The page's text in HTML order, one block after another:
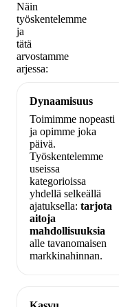
Näin
työskentelemme
ja
tätä
arvostamme
arjessa:
Dynaamisuus
Toimimme nopeasti
ja opimme joka
päivä.
Työskentelemme
useissa
kategorioissa
yhdellä selkeällä
ajatuksella: tarjota
aitoja
mahdollisuuksia
alle tavanomaisen
markkinahinnan.